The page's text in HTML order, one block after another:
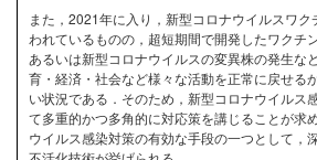
また，2021年に入り，新型コロナウイルスワ
われているものの，超短期間で開発したワクチ
あるいは新型コロナウイルスの変異株の発生な
育・経済・社会など様々な活動を正常に戻せる
い状況である．そのため，新型コロナウイルス
て多重的かつ多角的に対応策を講じることが求
ウイルス感染対策の有効な手段の一つとして，